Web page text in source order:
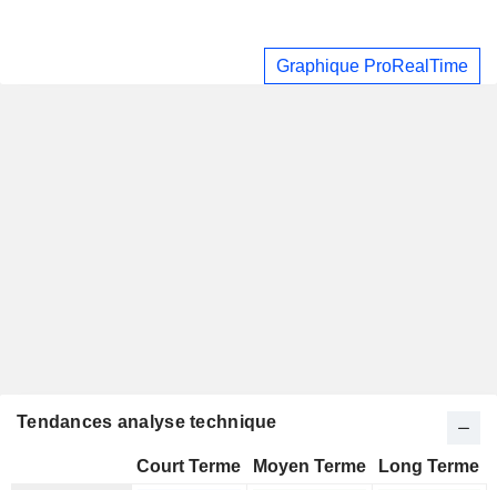
Graphique ProRealTime
Tendances analyse technique
Court Terme Moyen Terme
Long Terme